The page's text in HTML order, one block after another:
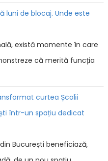
luni de blocaj. Unde este
există momente în care
că merită funcția
curtea Școlii
într-un spațiu dedicat
București beneficiază,